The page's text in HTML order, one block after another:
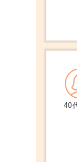
た
返済
な
■こ
40